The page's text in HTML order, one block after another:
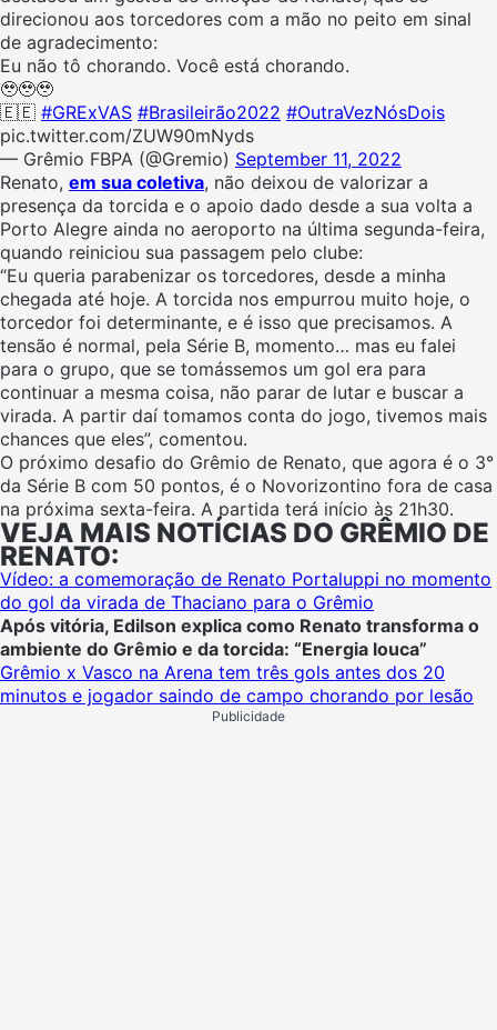
direcionou aos torcedores com a mão no peito em sinal
de agradecimento:
Eu não tô chorando. Você está chorando.
🥹🥹🥹
🇪🇪 #GRExVAS #Brasileirão2022 #OutraVezNósDois
pic.twitter.com/ZUW90mNyds
— Grêmio FBPA (@Gremio) September 11, 2022
Renato, em sua coletiva, não deixou de valorizar a
presença da torcida e o apoio dado desde a sua volta a
Porto Alegre ainda no aeroporto na última segunda-feira,
quando reiniciou sua passagem pelo clube:
“Eu queria parabenizar os torcedores, desde a minha
chegada até hoje. A torcida nos empurrou muito hoje, o
torcedor foi determinante, e é isso que precisamos. A
tensão é normal, pela Série B, momento… mas eu falei
para o grupo, que se tomássemos um gol era para
continuar a mesma coisa, não parar de lutar e buscar a
virada. A partir daí tomamos conta do jogo, tivemos mais
chances que eles”, comentou.
O próximo desafio do Grêmio de Renato, que agora é o 3°
da Série B com 50 pontos, é o Novorizontino fora de casa
na próxima sexta-feira. A partida terá início às 21h30.
VEJA MAIS NOTÍCIAS DO GRÊMIO DE
RENATO:
Vídeo: a comemoração de Renato Portaluppi no momento
do gol da virada de Thaciano para o Grêmio
Após vitória, Edilson explica como Renato transforma o
ambiente do Grêmio e da torcida: “Energia louca”
Grêmio x Vasco na Arena tem três gols antes dos 20
minutos e jogador saindo de campo chorando por lesão
Publicidade